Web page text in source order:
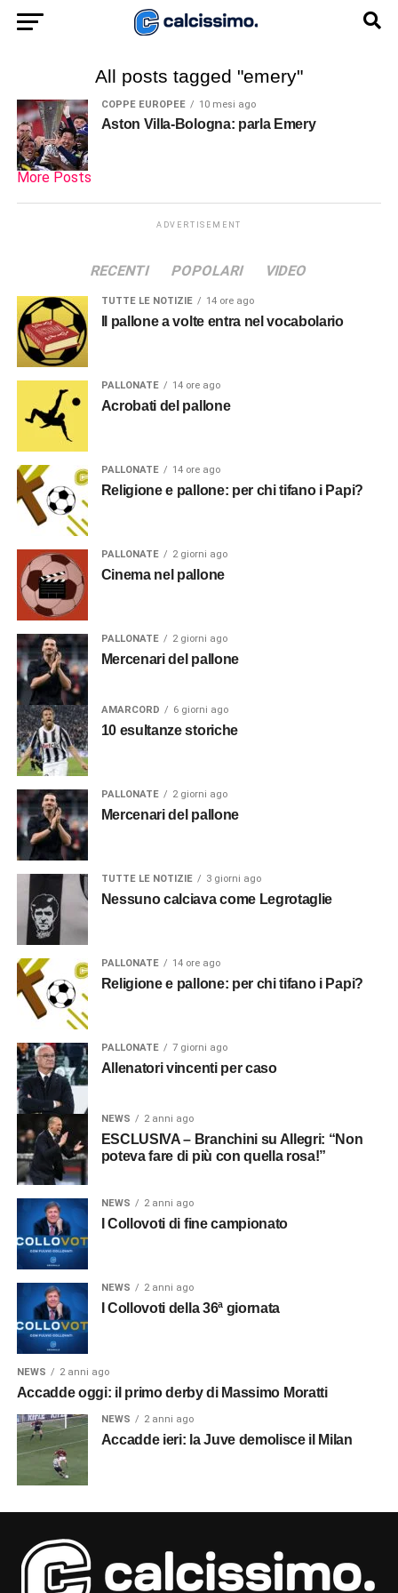
All posts tagged "emery"
COPPE EUROPEE 10 mesi ago
Aston Villa-Bologna: parla Emery
More Posts
ADVERTISEMENT
RECENTI POPOLARI VIDEO
TUTTE LE NOTIZIE 14 ore ago
Il pallone a volte entra nel vocabolario
PALLONATE 14 ore ago
Acrobati del pallone
PALLONATE 14 ore ago
Religione e pallone: per chi tifano i Papi?
PALLONATE 2 giorni ago
Cinema nel pallone
PALLONATE 2 giorni ago
Mercenari del pallone
AMARCORD 6 giorni ago
10 esultanze storiche
PALLONATE 2 giorni ago
Mercenari del pallone
TUTTE LE NOTIZIE 3 giorni ago
Nessuno calciava come Legrotaglie
PALLONATE 14 ore ago
Religione e pallone: per chi tifano i Papi?
PALLONATE 7 giorni ago
Allenatori vincenti per caso
NEWS 2 anni ago
ESCLUSIVA – Branchini su Allegri: “Non
poteva fare di più con quella rosa!”
NEWS 2 anni ago
I Collovoti di fine campionato
NEWS 2 anni ago
I Collovoti della 36ª giornata
NEWS 2 anni ago
Accadde oggi: il primo derby di Massimo Moratti
NEWS 2 anni ago
Accadde ieri: la Juve demolisce il Milan